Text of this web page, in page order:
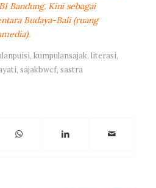
Bandung. Kini sebagai
Budaya-Bali (ruang
, kumpulansajak, literasi,
, sajakbwcf, sastra